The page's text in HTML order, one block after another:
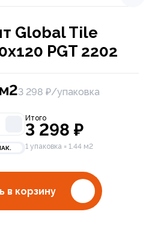
Global Tile
PGT 2202
3 298 ₽/упаковка
Итого
3 298 ₽
1 упаковка = 1.44 м2
в корзину